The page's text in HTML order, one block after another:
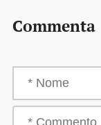
Commenta